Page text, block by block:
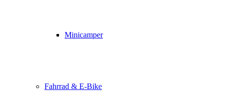
Minicamper
Fahrrad & E-Bike